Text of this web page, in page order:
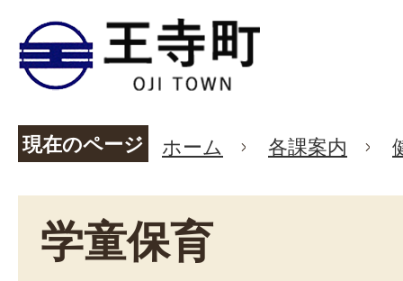
現在のページ ホーム 各課案内
学童保育